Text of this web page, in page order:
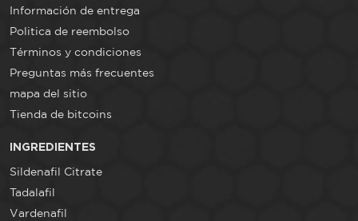
Información de entrega
Politica de reembolso
Términos y condiciones
Preguntas más frecuentes
mapa del sitio
Tienda de bitcoins
INGREDIENTES
Sildenafil Citrate
Tadalafil
Vardenafil